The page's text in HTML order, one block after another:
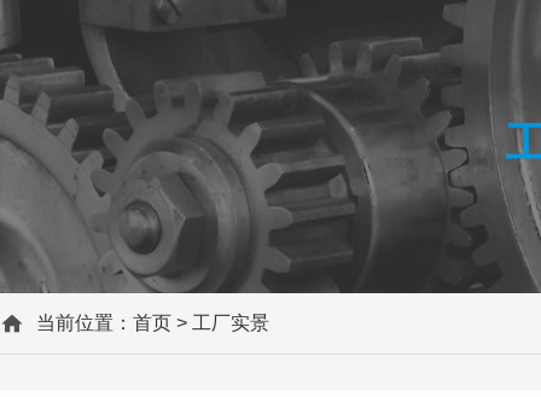
当前位置： 首页 > 工厂实景